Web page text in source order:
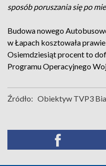
sposób poruszania się po
Budowa nowego
w Łapach kosztowała
Osiemdziesiąt procent to
Programu Operacyjnego
Źródło: Obiektyw TVP3